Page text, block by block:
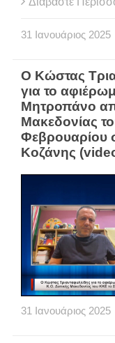
31 Ιανουάριος 2025
Ο Κώστας
για το
Μητροπάνο
Μακεδονίας
Φεβρουαρίου
Κοζάνης
31 Ιανουάριος 2025